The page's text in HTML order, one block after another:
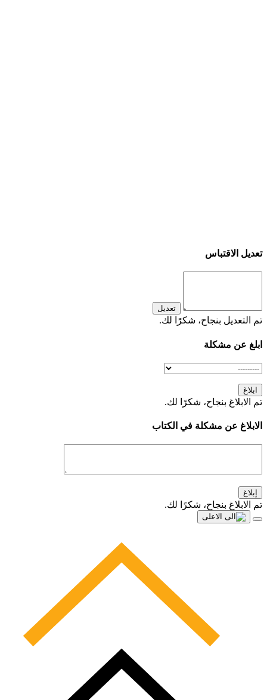
تعديل الاقتباس
تعديل
تم التعديل بنجاح، شكرًا لك.
ابلغ عن مشكلة
ابلاغ
تم الابلاغ بنجاح، شكرًا لك.
الابلاغ عن مشكلة في الكتاب
إبلاغ
تم الابلاغ بنجاح، شكرًا لك.